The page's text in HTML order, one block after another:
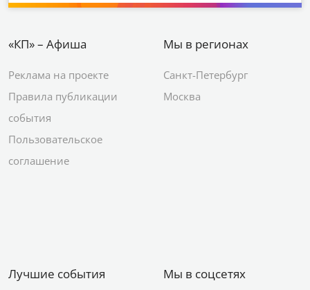
«КП» – Афиша
Реклама на проекте
Правила публикации
события
Пользовательское
соглашение
Мы в регионах
Санкт-Петербург
Москва
Лучшие события Мы в соцсетях